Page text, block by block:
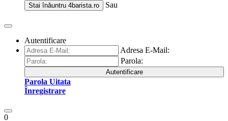
Stai înăuntru 4barista.ro Sau
Autentificare
Adresa E-Mail:
Parola:
Autentificare
Parola Uitata
Înregistrare
0